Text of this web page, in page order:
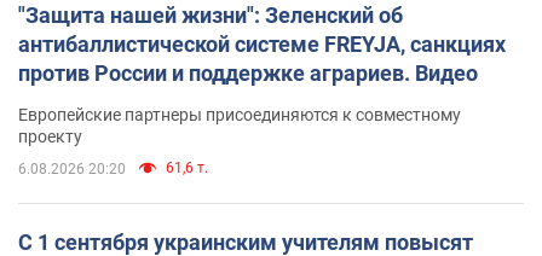
"Защита нашей жизни": Зеленский об
антибаллистической системе FREYJA, санкциях
против России и поддержке аграриев. Видео
Европейские партнеры присоединяются к совместному
проекту
6.08.2026 20:20 61,6 т.
С 1 сентября украинским учителям повысят